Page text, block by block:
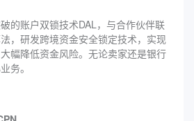
的账户双锁技术DAL，与合作伙伴联
，研发跨境资金安全锁定技术，实现
幅降低资金风险。无论卖家还是银行
务。